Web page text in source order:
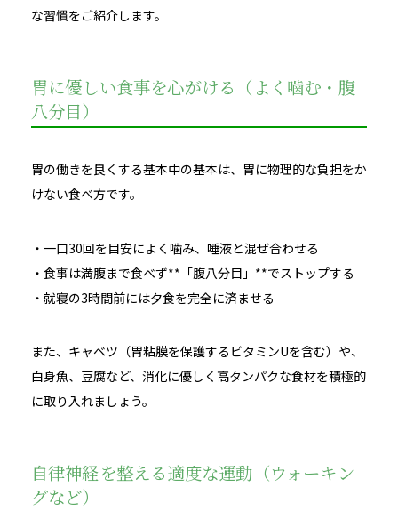
な習慣をご紹介します。
胃に優しい食事を心がける（よく噛む・腹
八分目）
胃の働きを良くする基本中の基本は、胃に物理的な負担をか
けない食べ方です。
・一口30回を目安によく噛み、唾液と混ぜ合わせる
・食事は満腹まで食べず**「腹八分目」**でストップする
・就寝の3時間前には夕食を完全に済ませる
また、キャベツ（胃粘膜を保護するビタミンUを含む）や、
白身魚、豆腐など、消化に優しく高タンパクな食材を積極的
に取り入れましょう。
自律神経を整える適度な運動（ウォーキン
グなど）